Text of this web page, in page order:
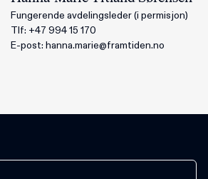
Fungerende avdelingsleder (i permisjon)
Tlf: +47 994 15 170
E-post: hanna.marie@framtiden.no